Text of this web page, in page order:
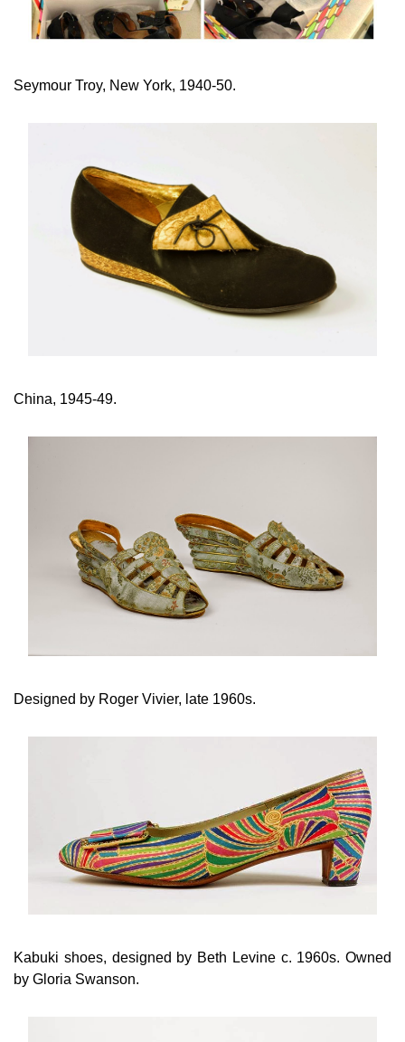
Seymour Troy, New York, 1940-50.
China, 1945-49.
Designed by Roger Vivier, late 1960s.
Kabuki shoes, designed by Beth Levine c. 1960s. Owned
by Gloria Swanson.